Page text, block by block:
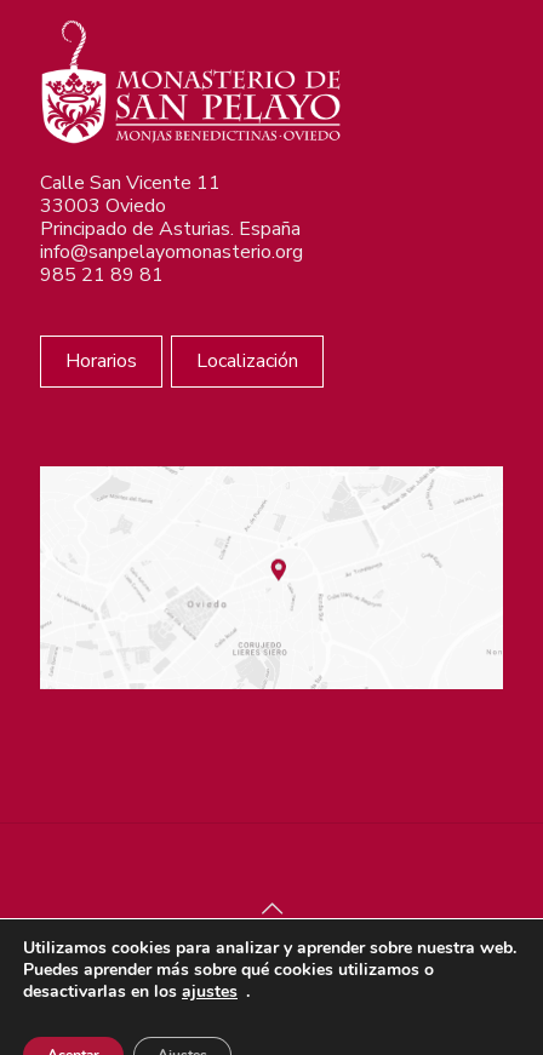
Calle San Vicente 11
33003 Oviedo
Principado de Asturias. España
info@sanpelayomonasterio.org
985 21 89 81
Horarios Localización
© sjdigital 2022 |Política de privacidad|Aviso legal
Política de cookies
Utilizamos cookies para analizar y aprender sobre nuestra web.
Puedes aprender más sobre qué cookies utilizamos o
desactivarlas en los ajustes .